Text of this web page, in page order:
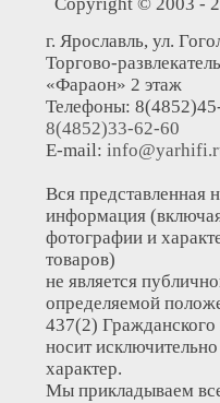
г. Ярославль, ул.
Торгово-
«Фараон» 2 этаж
Телефоны:
8(4852)33-62-60
E-mail:
Вся представленная
информация
фотографии и
товаров)
не является
определяемой
437(2)
носит
характер.
Мы прикладываем